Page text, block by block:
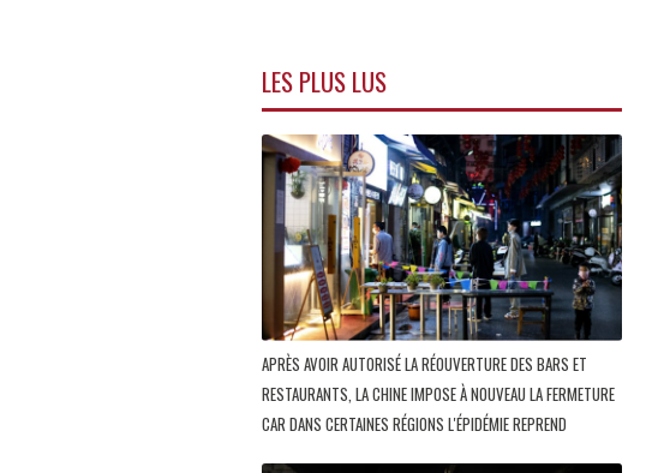
LES PLUS LUS
APRÈS AVOIR AUTORISÉ LA RÉOUVERTURE DES BARS ET
RESTAURANTS, LA CHINE IMPOSE À NOUVEAU LA FERMETURE
CAR DANS CERTAINES RÉGIONS L'ÉPIDÉMIE REPREND